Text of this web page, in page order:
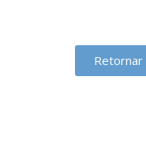
Retornar